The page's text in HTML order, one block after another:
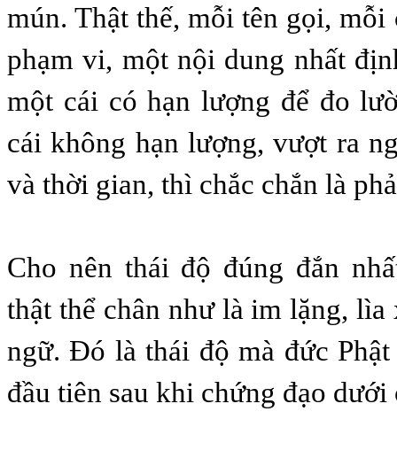
mún. Thật thế, mỗi tên gọi, mỗi
phạm vi, một nội dung nhất
một cái có hạn lượng để đo
cái không hạn lượng, vượt ra
và thời gian, thì chắc chắn là
Cho nên thái độ đúng đắn
thật thể chân như là im lặng, lìa
ngữ. Ðó là thái độ mà đức
đầu tiên sau khi chứng đạo dưới